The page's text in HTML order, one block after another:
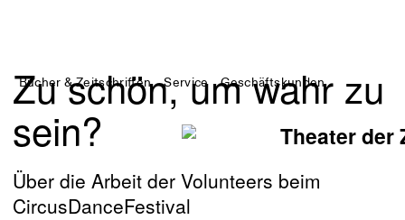
Bücher & Zeitschriften Service Geschäftskunden
Zu schön, um wahr zu
sein?
Über die Arbeit der Volunteers beim
CircusDanceFestival